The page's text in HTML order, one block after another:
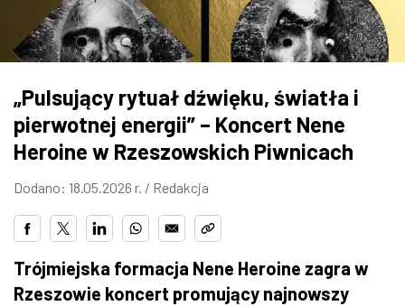
ZDJĘCIA
„Pulsujący rytuał dźwięku, światła i
pierwotnej energii” – Koncert Nene
Heroine w Rzeszowskich Piwnicach
Dodano: 18.05.2026 r. / Redakcja
Trójmiejska formacja Nene Heroine zagra w
Rzeszowie koncert promujący najnowszy